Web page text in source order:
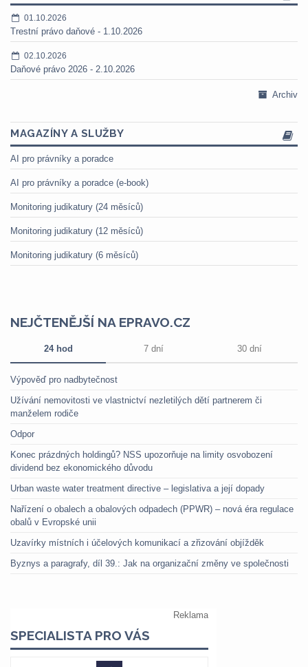
01.10.2026
Trestní právo daňové - 1.10.2026
02.10.2026
Daňové právo 2026 - 2.10.2026
Archiv
MAGAZÍNY A SLUŽBY
AI pro právníky a poradce
AI pro právníky a poradce (e-book)
Monitoring judikatury (24 měsíců)
Monitoring judikatury (12 měsíců)
Monitoring judikatury (6 měsíců)
NEJČTENĚJŠÍ NA EPRAVO.CZ
24 hod 7 dní 30 dní
Výpověď pro nadbytečnost
Užívání nemovitosti ve vlastnictví nezletilých dětí partnerem či
manželem rodiče
Odpor
Konec prázdných holdingů? NSS upozorňuje na limity osvobození
dividend bez ekonomického důvodu
Urban waste water treatment directive – legislativa a její dopady
Nařízení o obalech a obalových odpadech (PPWR) – nová éra regulace
obalů v Evropské unii
Uzavírky místních i účelových komunikací a zřizování objížděk
Byznys a paragrafy, díl 39.: Jak na organizační změny ve společnosti